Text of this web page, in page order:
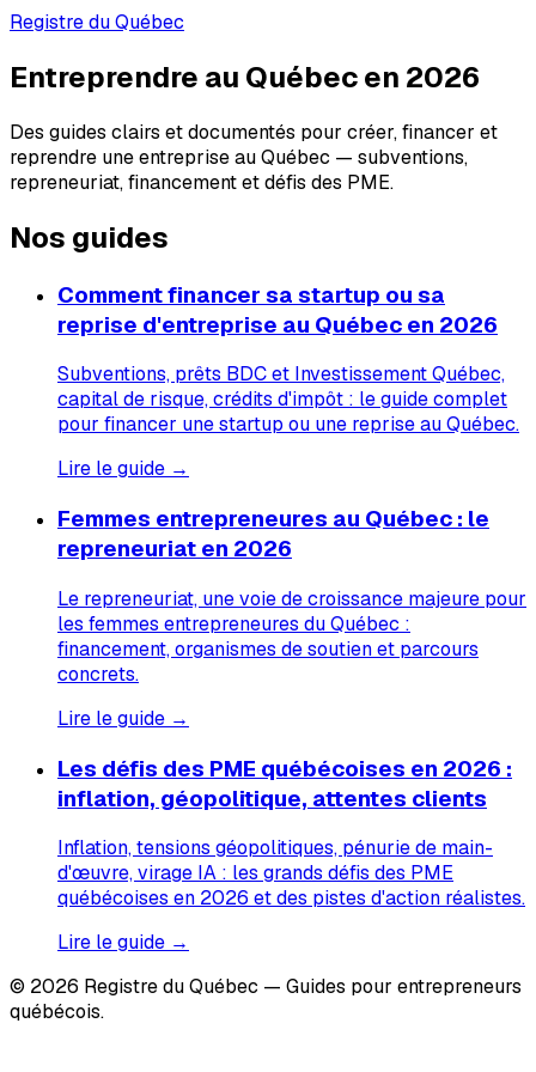
Registre du Québec
Entreprendre au Québec en 2026
Des guides clairs et documentés pour créer, financer et
reprendre une entreprise au Québec — subventions,
repreneuriat, financement et défis des PME.
Nos guides
Comment financer sa startup ou sa
reprise d'entreprise au Québec en 2026
Subventions, prêts BDC et Investissement Québec,
capital de risque, crédits d'impôt : le guide complet
pour financer une startup ou une reprise au Québec.
Lire le guide →
Femmes entrepreneures au Québec : le
repreneuriat en 2026
Le repreneuriat, une voie de croissance majeure pour
les femmes entrepreneures du Québec :
financement, organismes de soutien et parcours
concrets.
Lire le guide →
Les défis des PME québécoises en 2026 :
inflation, géopolitique, attentes clients
Inflation, tensions géopolitiques, pénurie de main-
d'œuvre, virage IA : les grands défis des PME
québécoises en 2026 et des pistes d'action réalistes.
Lire le guide →
© 2026 Registre du Québec — Guides pour entrepreneurs
québécois.